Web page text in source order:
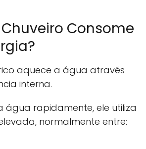
Chuveiro Consome
aquece a água através
interna.
água rapidamente, ele utiliza
normalmente entre: